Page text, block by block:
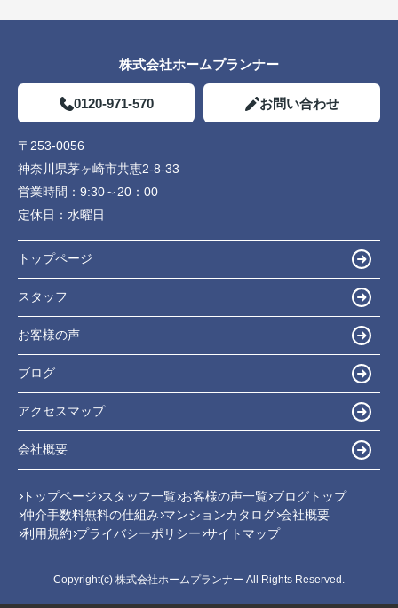
株式会社ホームプランナー
0120-971-570 お問い合わせ
〒253-0056
神奈川県茅ヶ崎市共恵2-8-33
営業時間： 9:30～20：00
定休日： 水曜日
トップページ
スタッフ
お客様の声
ブログ
アクセスマップ
会社概要
トップページ スタッフ一覧 お客様の声一覧 ブログトップ
仲介手数料無料の仕組み マンションカタログ 会社概要
利用規約 プライバシーポリシー サイトマップ
Copyright(c) 株式会社ホームプランナー All Rights Reserved.